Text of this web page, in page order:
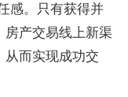
感。只有获得并
房产交易线上新渠
从而实现成功交